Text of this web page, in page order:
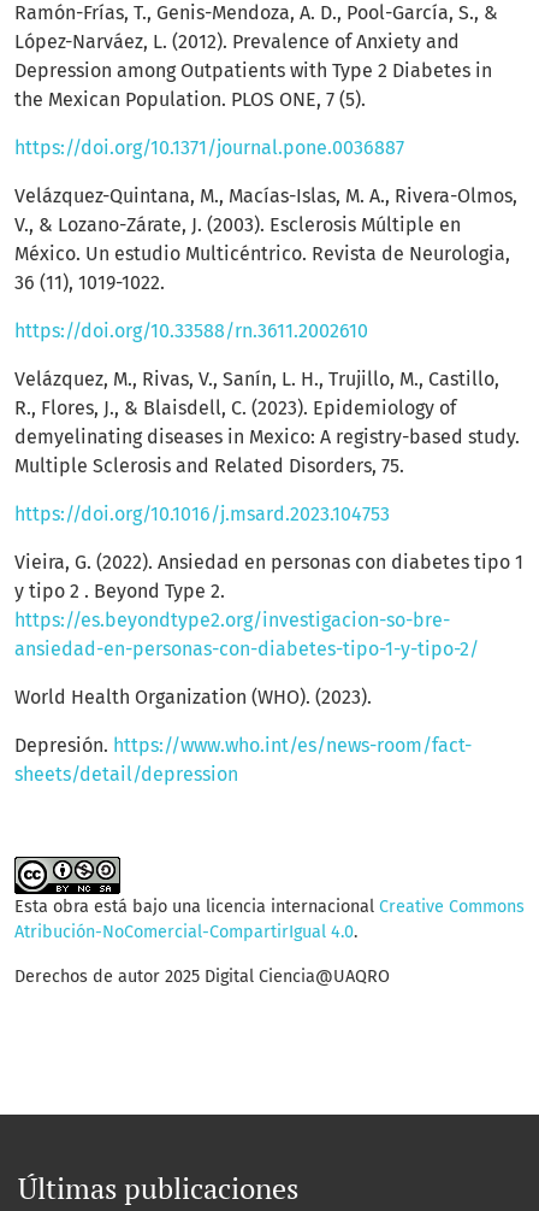
Ramón-Frías, T., Genis-Mendoza, A. D., Pool-García, S., &
López-Narváez, L. (2012). Prevalence of Anxiety and
Depression among Outpatients with Type 2 Diabetes in
the Mexican Population. PLOS ONE, 7 (5).
https://doi.org/10.1371/journal.pone.0036887
Velázquez-Quintana, M., Macías-Islas, M. A., Rivera-Olmos,
V., & Lozano-Zárate, J. (2003). Esclerosis Múltiple en
México. Un estudio Multicéntrico. Revista de Neurologia,
36 (11), 1019-1022.
https://doi.org/10.33588/rn.3611.2002610
Velázquez, M., Rivas, V., Sanín, L. H., Trujillo, M., Castillo,
R., Flores, J., & Blaisdell, C. (2023). Epidemiology of
demyelinating diseases in Mexico: A registry-based study.
Multiple Sclerosis and Related Disorders, 75.
https://doi.org/10.1016/j.msard.2023.104753
Vieira, G. (2022). Ansiedad en personas con diabetes tipo 1
y tipo 2 . Beyond Type 2.
https://es.beyondtype2.org/investigacion-so-bre-
ansiedad-en-personas-con-diabetes-tipo-1-y-tipo-2/
World Health Organization (WHO). (2023).
Depresión. https://www.who.int/es/news-room/fact-
sheets/detail/depression
Esta obra está bajo una licencia internacional Creative Commons
Atribución-NoComercial-CompartirIgual 4.0.
Derechos de autor 2025 Digital Ciencia@UAQRO
Últimas publicaciones